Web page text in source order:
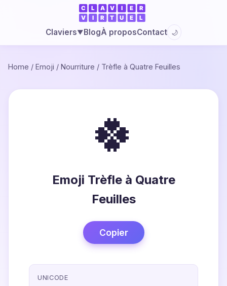
Claviers▼BlogÀ proposContact 🌙
Home / Emoji / Nourriture / Trèfle à Quatre Feuilles
🍀
Emoji Trèfle à Quatre
Feuilles
Copier
UNICODE